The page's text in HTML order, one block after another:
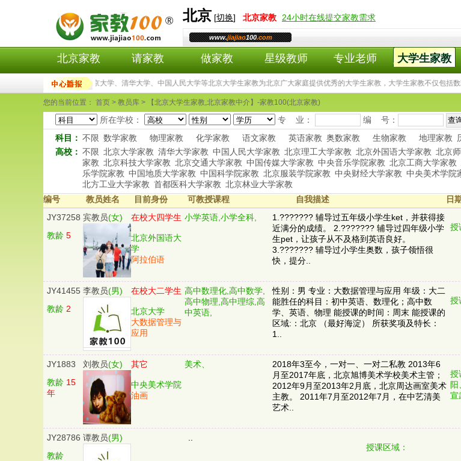
北京 [切换] 北京家教 24小时在线提交家教需求
www.jiajiao100.com
北京家教 请家教 做家教 星级教师 专业老师 大学生家教
师资包括： 北京大学、清华大学、中国人民大学等北京大学生家教为北京广大家庭提供优秀的大学生家教，大学生家教不仅包括数
您的当前位置： 首页 > 教员库 > 【北京大学生家教,北京家教中介】-家教100(北京家教)
所在学校： 专 业： 编 号：
科目： 不限 数学家教 物理家教 化学家教 语文家教 英语家教 奥数家教 生物家教 地理家教
高校： 不限 北京大学家教 清华大学家教 中国人民大学家教 北京理工大学家教 北京外国语大学家教 北京
家教 北京科技大学家教 北京交通大学家教 中国传媒大学家教 中央音乐学院家教 北京工商大学家教
乐学院家教 中国地质大学家教 中国科学院家教 北京服装学院家教 中央财经大学家教 中央美术学院
北方工业大学家教 首都医科大学家教 北京林业大学家教
编号
教员姓名 目前身份 可教授课程 自我描述
日
JY37258
教龄 5
宾教员(女) 在校大四学生
北京外国语大
学
阿拉伯语
小学英语,小学全科,
1.??????? 辅导过五年级小学生ket，并获得接
近满分的成绩。 2.??????? 辅导过四年级小学
生pet，让孩子从不及格到英语良好。
3.??????? 辅导过小学生奥数，孩子领悟很
快，提分..
授
JY41455
教龄 2
李教员(男) 在校大二学生
北京大学
大数据管理与
应用
高中数理化,高中数学,
高中物理,高中理综,高
中英语,
性别：男 专业：大数据管理与应用 年级：大二
能胜任的科目：初中英语、数理化；高中数
学、英语、物理 能授课的时间：周末 能授课的
区域:：北京 （最好海淀） 所获奖项及特长：
1..
授
JY1883
教龄 15
年
刘教员(女) 其它
中央美术学院
油画
美术、
2018年3至今，一对一、一对二私教 2013年6
月至2017年底，北京旭博美术学校美术主管；
2012年9月至2013年2月底，北京周达画室美术
主教。 2011年7月至2012年7月，在中艺清美
艺术..
授
阳
宣
JY28786
教龄
谭教员(男)
授课区域：